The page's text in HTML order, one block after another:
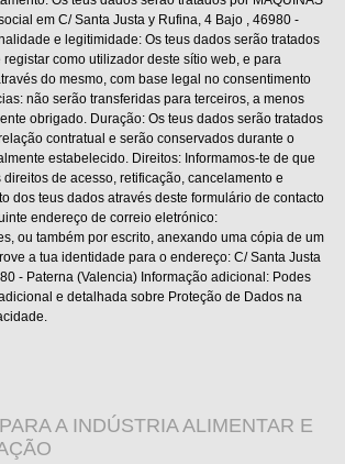
em C/ Santa Justa y Rufina, 4 Bajo , 46980 -
e legitimidade: Os teus dados serão tratados
como utilizador deste sítio web, e para
do mesmo, com base legal no consentimento
não serão transferidas para terceiros, a menos
obrigado. Duração: Os teus dados serão tratados
contratual e serão conservados durante o
estabelecido. Direitos: Informamos-te de que
de acesso, retificação, cancelamento e
dos teus dados através deste formulário de contacto
endereço de correio eletrónico:
ou também por escrito, anexando uma cópia de um
a tua identidade para o endereço: C/ Santa Justa
- Paterna (Valencia) Informação adicional: Podes
e detalhada sobre Proteção de Dados na
A INDÚSTRIA ALIMENTAR E